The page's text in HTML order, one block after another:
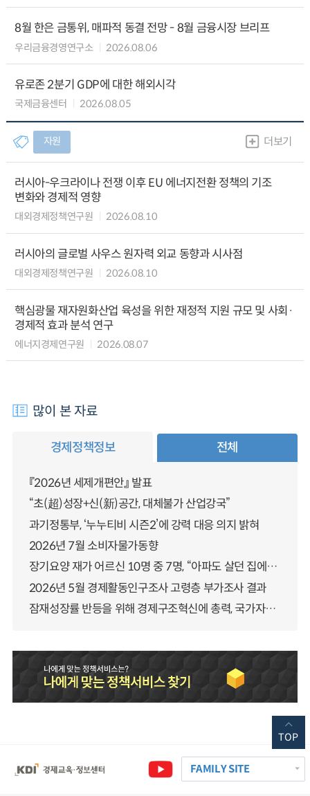
8월 한은 금통위, 매파적 동결 전망 - 8월 금융시장 브리프
우리금융경영연구소 2026.08.06
유로존 2분기 GDP에 대한 해외시각
국제금융센터 2026.08.05
자원 더보기
러시아-우크라이나 전쟁 이후 EU 에너지전환 정책의 기조
변화와 경제적 영향
대외경제정책연구원 2026.08.10
러시아의 글로벌 사우스 원자력 외교 동향과 시사점
대외경제정책연구원 2026.08.10
핵심광물 재자원화산업 육성을 위한 재정적 지원 규모 및 사회·
경제적 효과 분석 연구
에너지경제연구원 2026.08.07
많이 본 자료
경제정책정보 전체
『2026년 세제개편안』 발표
“초(超)성장+신(新)공간, 대체불가 산업강국”
과기정통부, ‘누누티비 시즌2’에 강력 대응 의지 밝혀
2026년 7월 소비자물가동향
장기요양 재가 어르신 10명 중 7명, “아파도 살던 집에서 살겠다” 「2025년 장기요양실태조사」 결과 발표
2026년 5월 경제활동인구조사 고령층 부가조사 결과
잠재성장률 반등을 위해 경제구조혁신에 총력, 국가자산 관리체계 대전환
FAMILY SITE
TOP